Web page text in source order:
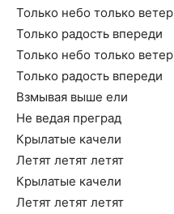
Только небо только ветер
Только радость впереди
Только небо только ветер
Только радость впереди
Взмывая выше ели
Не ведая преград
Крылатые качели
Летят летят летят
Крылатые качели
Летят летят летят